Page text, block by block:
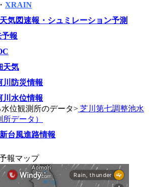
XRAIN
天気図速報・シュミレーション予測
報
天気
川防災情報
川水位情報
位観測所のデータ> 芝川第七調整池水
データ）
台風進路情報
報マップ